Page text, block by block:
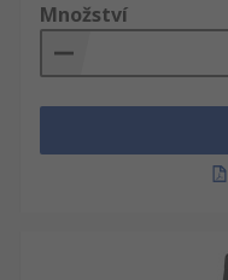
Množství